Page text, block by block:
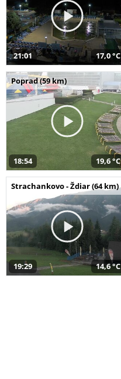
21:01 17,0 °C
Poprad (59 km)
18:54 19,6 °C
Strachankovo - Ždiar (64 km)
19:29 14,6 °C